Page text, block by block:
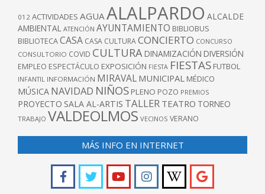
012 ACTIVIDADES AGUA ALALPARDO ALCALDE
AMBIENTAL ATENCIÓN AYUNTAMIENTO BIBLIOBUS
BIBLIOTECACASA CASA CULTURACONCIERTO CONCURSO
CONSULTORIO COVID CULTURA DINAMIZACIÓN DIVERSIÓN
EMPLEO ESPECTÁCULO EXPOSICIÓN FIESTA FIESTAS FUTBOL
INFANTIL INFORMACIÓN MIRAVAL MUNICIPAL MÉDICO
MÚSICA NAVIDAD NIÑOS PLENO POZO PREMIOS
PROYECTO SALA AL-ARTIS TALLER TEATRO TORNEO
TRABAJO VALDEOLMOS VECINOS VERANO
MÁS INFO EN INTERNET